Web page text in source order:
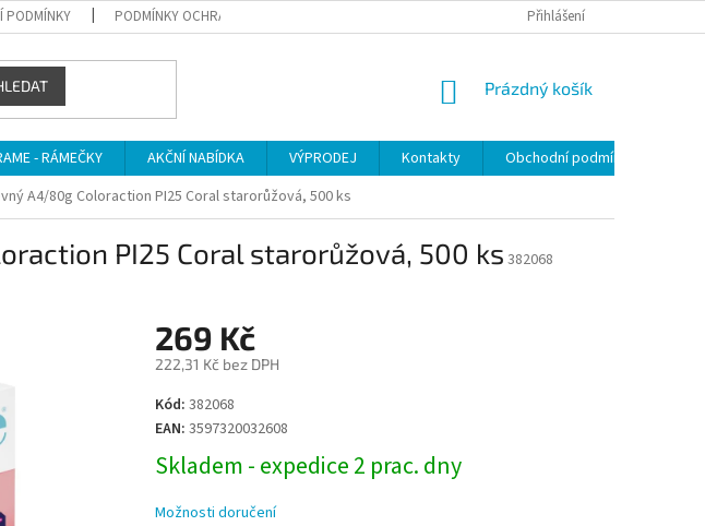
PODMÍNKY PODMÍNKY OCHRANY OSOBNÍCH ÚDAJŮ Přihlášení
NÁKUPNÍ
Prázdný košík
- RÁMEČKY AKČNÍ NABÍDKA VÝPRODEJ Kontakty
Obchodní podmínky
A4/80g Coloraction PI25 Coral starorůžová, 500 ks
PI25 Coral starorůžová, 500 ks 382068
269 Kč
222,31 Kč bez DPH
Měrná
cena:
Kód: 382068
EAN: 3597320032608
Skladem - expedice 2 prac. dny
Možnosti doručení